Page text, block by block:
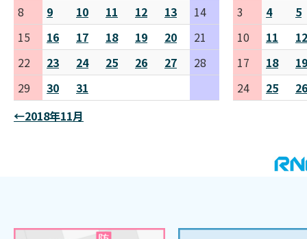
8
9 10 11 12 13
14
15
16 17 18 19 20
21
22
23 24 25 26 27
28
29
30 31
3 4
5
10
11
12
17
18
19
24
25
26
←2018年11月